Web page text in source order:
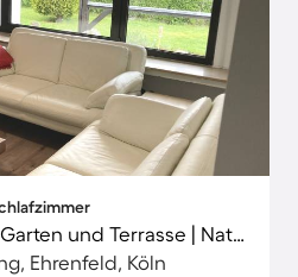
Ferienhaus mit Grill, Garten und Terrasse | Naturblick
Ehrenfeld, Köln